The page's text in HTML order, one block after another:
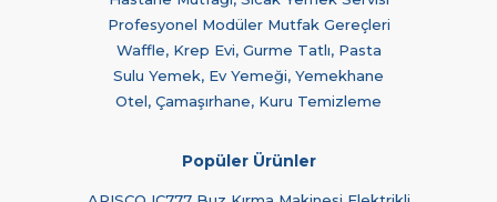
Profesyonel Modüler Mutfak Gereçleri
Waffle, Krep Evi, Gurme Tatlı, Pasta
Sulu Yemek, Ev Yemeği, Yemekhane
Otel, Çamaşırhane, Kuru Temizleme
Popüler Ürünler